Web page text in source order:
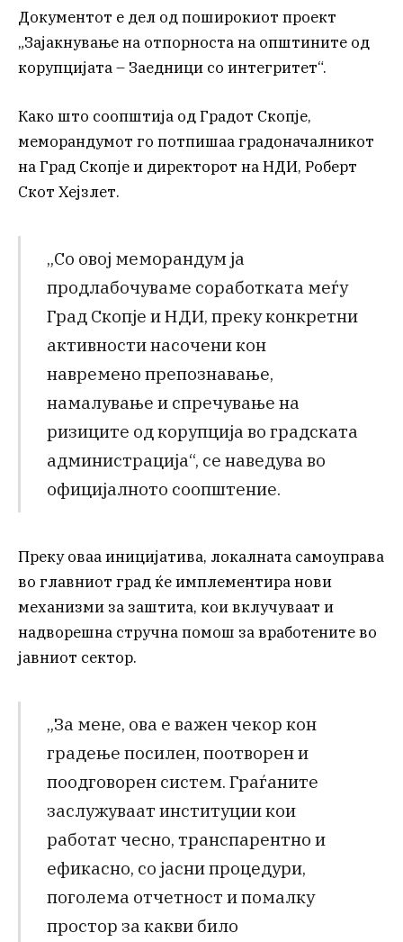
Документот е дел од поширокиот проект
„Зајакнување на отпорноста на општините од
корупцијата – Заедници со интегритет“.
Како што соопштија од Градот Скопје,
меморандумот го потпишаа градоначалникот
на Град Скопје и директорот на НДИ, Роберт
Скот Хејзлет.
„Со овој меморандум ја
продлабочуваме соработката меѓу
Град Скопје и НДИ, преку конкретни
активности насочени кон
навремено препознавање,
намалување и спречување на
ризиците од корупција во градската
администрација“, се наведува во
официјалното соопштение.
Преку оваа иницијатива, локалната самоуправа
во главниот град ќе имплементира нови
механизми за заштита, кои вклучуваат и
надворешна стручна помош за вработените во
јавниот сектор.
„За мене, ова е важен чекор кон
градење посилен, поотворен и
поодговорен систем. Граѓаните
заслужуваат институции кои
работат чесно, транспарентно и
ефикасно, со јасни процедури,
поголема отчетност и помалку
простор за какви било